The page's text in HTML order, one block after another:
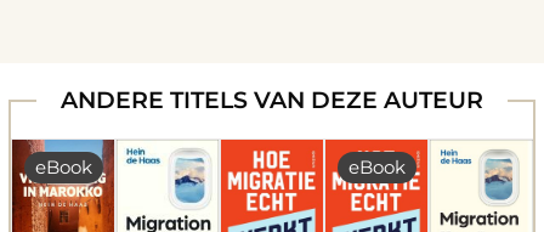
ANDERE TITELS VAN DEZE AUTEUR
eBook eBook